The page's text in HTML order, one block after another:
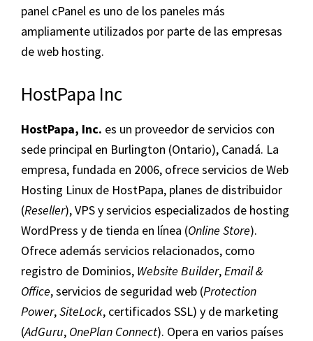
panel cPanel es uno de los paneles más
ampliamente utilizados por parte de las empresas
de web hosting.
HostPapa Inc
HostPapa, Inc. es un proveedor de servicios con
sede principal en Burlington (Ontario), Canadá. La
empresa, fundada en 2006, ofrece servicios de Web
Hosting Linux de HostPapa, planes de distribuidor
(Reseller), VPS y servicios especializados de hosting
WordPress y de tienda en línea (Online Store).
Ofrece además servicios relacionados, como
registro de Dominios, Website Builder,Email &
Office, servicios de seguridad web (Protection
Power,SiteLock, certificados SSL) y de marketing
(AdGuru, OnePlan Connect). Opera en varios países